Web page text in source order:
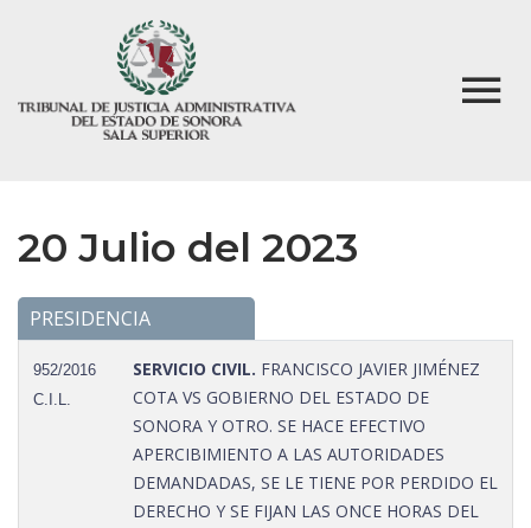
20 Julio del 2023
PRESIDENCIA
952/2016
C.I.L.
SERVICIO CIVIL. FRANCISCO JAVIER JIMÉNEZ
COTA VS GOBIERNO DEL ESTADO DE
SONORA Y OTRO. SE HACE EFECTIVO
APERCIBIMIENTO A LAS AUTORIDADES
DEMANDADAS, SE LE TIENE POR PERDIDO EL
DERECHO Y SE FIJAN LAS ONCE HORAS DEL